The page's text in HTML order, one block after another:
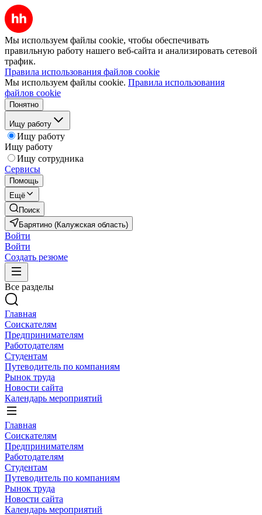
Мы используем файлы cookie, чтобы обеспечивать
правильную работу нашего веб-сайта и анализировать сетевой
трафик.
Правила использования файлов cookie
Мы используем файлы cookie. Правила использования
файлов cookie
Понятно
Ищу работу
Ищу работу
Ищу работу
Ищу сотрудника
Сервисы
Помощь
Ещё
Поиск
Барятино (Калужская область)
Войти
Войти
Создать резюме
Все разделы
Главная
Соискателям
Предпринимателям
Работодателям
Студентам
Путеводитель по компаниям
Рынок труда
Новости сайта
Календарь мероприятий
Главная
Соискателям
Предпринимателям
Работодателям
Студентам
Путеводитель по компаниям
Рынок труда
Новости сайта
Календарь мероприятий